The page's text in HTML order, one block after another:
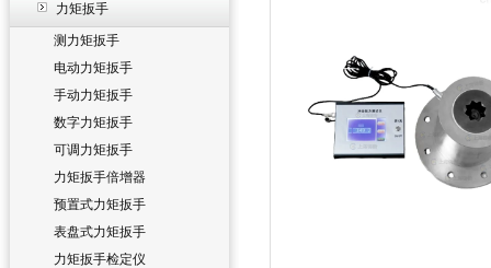
力矩扳手
测力矩扳手
电动力矩扳手
手动力矩扳手
数字力矩扳手
可调力矩扳手
力矩扳手倍增器
预置式力矩扳手
表盘式力矩扳手
力矩扳手检定仪